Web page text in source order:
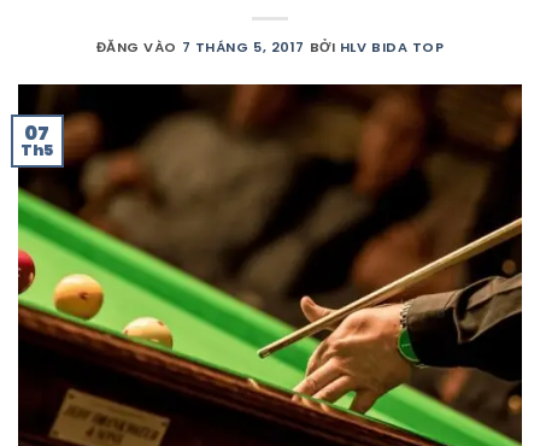
ĐĂNG VÀO 7 THÁNG 5, 2017 BỞI HLV BIDA TOP
07
Th5